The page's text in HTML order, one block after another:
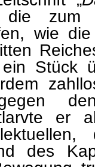
die zum
wie
ein Stück
den
er
des